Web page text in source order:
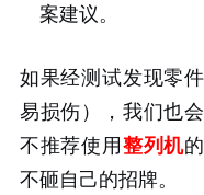
案建议。
如果经测试发现零
易损伤），我们也
不推荐使用整列机
不砸自己的招牌。